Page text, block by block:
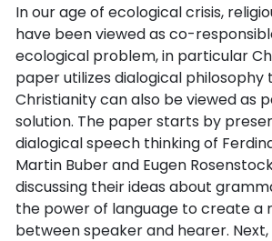
In our age of ecological crisis,
have been viewed as co-
ecological problem, in particular
paper utilizes dialogical philosophy
Christianity can also be viewed as
solution. The paper starts by
dialogical speech thinking of
Martin Buber and Eugen
discussing their ideas about
the power of language to create a
between speaker and hearer.